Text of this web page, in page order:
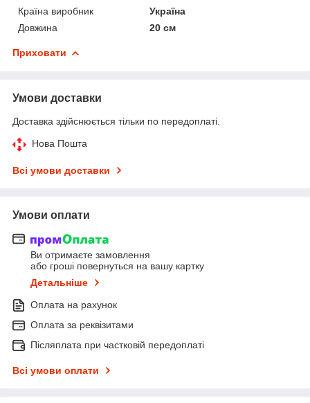
Країна виробник
Україна
Довжина
20 см
Приховати
Умови доставки
Доставка здійснюється тільки по передоплаті.
Нова Пошта
Всі умови доставки
Умови оплати
Ви отримаєте замовлення
або гроші повернуться на вашу картку
Детальніше
Оплата на рахунок
Оплата за реквізитами
Післяплата при частковій передоплаті
Всі умови оплати